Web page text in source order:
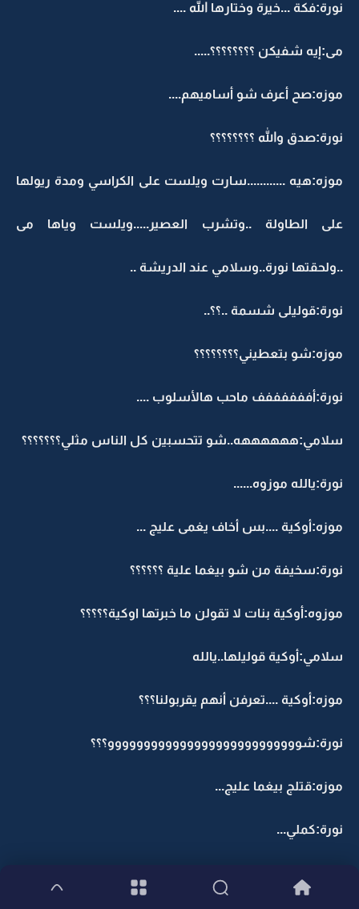
نورة:فكة ...خيرة وختارها الله ....
مى:إيه شفيكن ؟؟؟؟؟؟؟؟.....
موزه:صح أعرف شو أساميهم....
نورة:صدق والله ؟؟؟؟؟؟؟؟
موزه:هيه ............سارت ويلست على الكراسي ومدة ريولها
على الطاولة ..وتشرب العصير.....ويلست وياها مى
..ولحقتها نورة..وسلامي عند الدريشة ..
نورة:قوليلى شسمة ..؟؟..
موزه:شو بتعطيني؟؟؟؟؟؟؟؟
نورة:أففففففف ماحب هالأسلوب ....
سلامي:ههههههه..شو تتحسبين كل الناس مثلي؟؟؟؟؟؟؟
نورة:يالله موزوه......
موزه:أوكية ....بس أخاف يغمى عليج ...
نورة:سخيفة من شو بيغما علية ؟؟؟؟؟؟
موزوه:أوكية بنات لا تقولن ما خبرتها اوكية؟؟؟؟؟
سلامي:أوكية قوليلها..يالله
موزه:أوكية ....تعرفن أنهم يقربولنا؟؟؟
نورة:شووووووووووووووووووووووووووو؟؟؟
موزه:قتلج بيغما عليج...
نورة:كملي...